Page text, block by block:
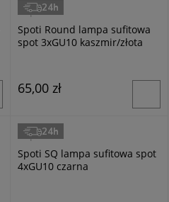
Superled
Spoti Round lampa sufitowa
spot 3xGU10 kaszmir/złota
65,00 zł
24h
Superled
Spoti SQ lampa sufitowa spot
4xGU10 czarna
24h